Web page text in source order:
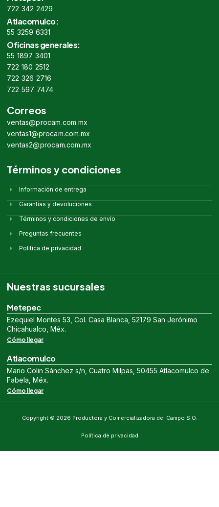
722 342 2429
Atlacomulco:
55 3259 6331
Oficinas generales:
55 1897 3401
722 180 2512
722 326 2716
722 597 7474
Correos
ventas@procam.com.mx
ventas1@procam.com.mx
ventas2@procam.com.mx
Términos y condiciones
Información de entrega
Garantías y devoluciones
Términos y condiciones de envío
Preguntas frecuentes
Politica de privacidad
Nuestras sucursales
Metepec
Ezequiel Montes 53, Col. Casa Blanca, 52179 San Jerónimo
Chicahualco, Méx.
Cómo llegar
Atlacomulco
Mario Colin Sánchez s/n, Cuatro Milpas, 50455 Atlacomulco de
Fabela, Méx.
Cómo llegar
Copyright © 2026 Productora y Comercializadora del Campo S.O.
Política de privacidad